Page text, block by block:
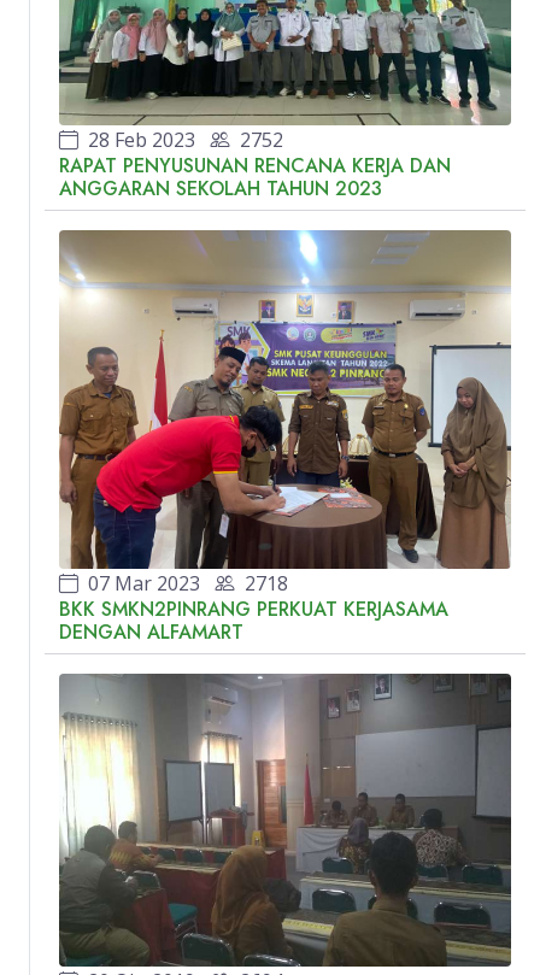
28 Feb 2023 2752
RAPAT PENYUSUNAN RENCANA KERJA DAN
ANGGARAN SEKOLAH TAHUN 2023
07 Mar 2023 2718
BKK SMKN2PINRANG PERKUAT KERJASAMA
DENGAN ALFAMART